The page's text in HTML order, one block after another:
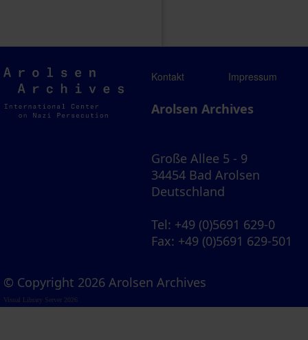
Arolsen
Archives
Kontakt Impressum
Arolsen Archives
Große Allee 5 - 9
34454 Bad Arolsen
Deutschland
Tel: +49 (0)5691 629-0
Fax: +49 (0)5691 629-501
© Copyright 2026 Arolsen Archives
Visual Library Server 2026